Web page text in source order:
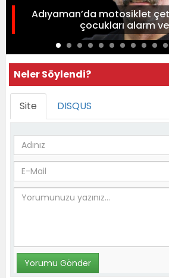
Adıyaman’da motosiklet
çocukları alarm
Neler Söylendi?
Site DISQUS